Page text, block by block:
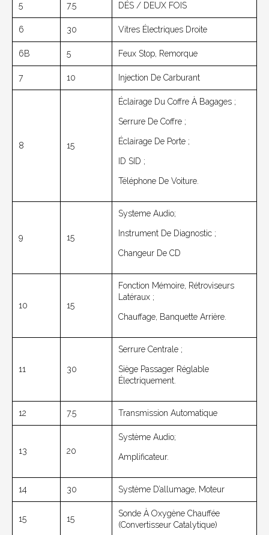
5 7.5 DÉS / DEUX FOIS
6 30 Vitres Électriques Droite
6B 5 Feux Stop, Remorque
7 10 Injection De Carburant
8 15
Éclairage Du Coffre À Bagages ;
Serrure De Coffre ;
Éclairage De Porte ;
ID SID ;
Téléphone De Voiture.
9 15
Systeme Audio;
Instrument De Diagnostic ;
Changeur De CD
10 15
Fonction Mémoire, Rétroviseurs
Latéraux ;
Chauffage, Banquette Arrière.
11 30
Serrure Centrale ;
Siège Passager Réglable
Électriquement.
12 7.5 Transmission Automatique
13 20
Système Audio;
Amplificateur.
14 30 Système D’allumage, Moteur
15 15
Sonde À Oxygène Chauffée
(convertisseur Catalytique)